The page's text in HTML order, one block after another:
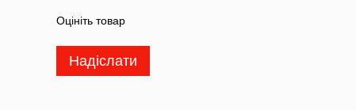
Оцініть товар
Надіслати